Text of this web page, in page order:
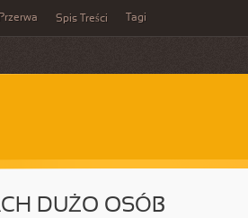
Przerwa Spis Treści Tagi
DUŻO OSÓB